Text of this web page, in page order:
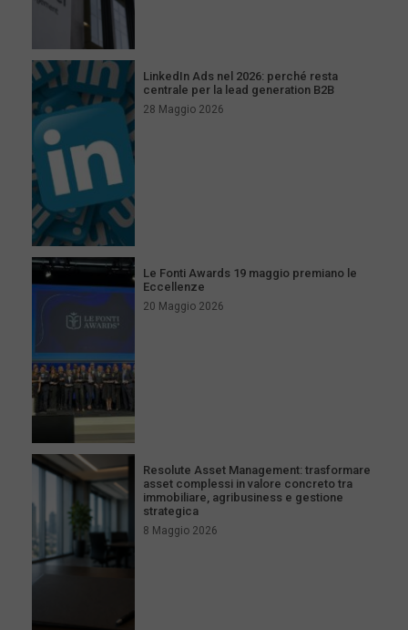
LinkedIn Ads nel 2026: perché resta
centrale per la lead generation B2B
28 Maggio 2026
Le Fonti Awards 19 maggio premiano le
Eccellenze
20 Maggio 2026
Resolute Asset Management: trasformare
asset complessi in valore concreto tra
immobiliare, agribusiness e gestione
strategica
8 Maggio 2026